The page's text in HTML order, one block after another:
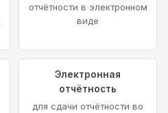
отчётности в электронном
виде
Электронная
отчётность
для сдачи отчётности во